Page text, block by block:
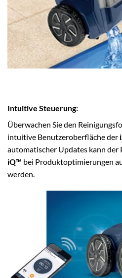
Intuitive Steuerung:
Überwachen Sie den
intuitive Benutzeroberfläche der
automatischer Updates kann der
iQ™ bei Produktoptimierungen
werden.